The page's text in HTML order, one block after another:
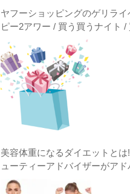
ヤフーショッピングのゲリラ
ピー2アワー / 買う買うナイト /
イム / クーポンは突然に出現時
法
美容体重になるダイエットと
ューティーアドバイザーがアド